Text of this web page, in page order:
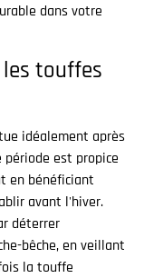
dans votre
touffes
idéalement après
est propice
en bénéficiant
avant l'hiver.
déterrer
bêche, en veillant
la touffe